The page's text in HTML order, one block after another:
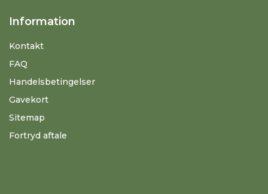
Information
Kontakt
FAQ
Handelsbetingelser
Gavekort
Sitemap
Fortryd aftale